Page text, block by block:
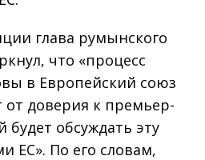
глава румынского
что «процесс
в Европейский союз
от доверия к премьер-
обсуждать эту
ЕС». По его словам,